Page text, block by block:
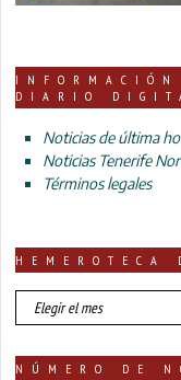
DIARIO
Noticias de última
Noticias Tenerife
Términos legales
HEMEROTECA
HEMEROTECA
DE
NÚMERO DE